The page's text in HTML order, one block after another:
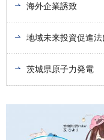
海外企業誘致
地域未来投資促進法
茨城県原子力発電